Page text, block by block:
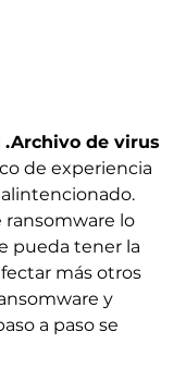
.Archivo de virus
de experiencia
ransomware lo
pueda tener la
más otros
y
a paso se